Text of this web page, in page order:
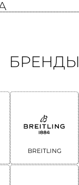
БРЕНДЫ
BREITLING